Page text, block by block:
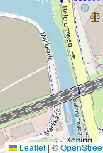
Leaflet | ©